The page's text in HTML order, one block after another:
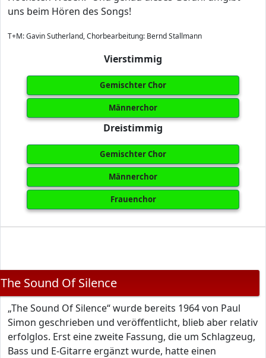
uns beim Hören des Songs!
T+M: Gavin Sutherland, Chorbearbeitung: Bernd Stallmann
Vierstimmig
Gemischter Chor
Männerchor
Dreistimmig
Gemischter Chor
Männerchor
Frauenchor
The Sound Of Silence
„The Sound Of Silence“ wurde bereits 1964 von Paul
Simon geschrieben und veröffentlicht, blieb aber relativ
erfolglos. Erst eine zweite Fassung, die um Schlagzeug,
Bass und E-Gitarre ergänzt wurde, hatte einen